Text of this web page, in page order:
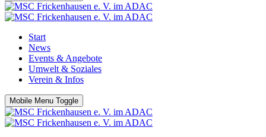
Start
News
Events & Angebote
Umwelt & Soziales
Verein & Infos
Mobile Menu Toggle